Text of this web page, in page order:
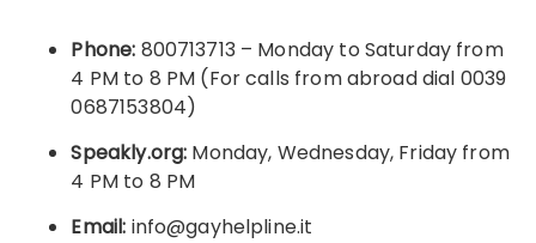
Phone: 800713713 – Monday to Saturday from
4 PM to 8 PM (For calls from abroad dial 0039
0687153804)
Speakly.org: Monday, Wednesday, Friday from
4 PM to 8 PM
Email: info@gayhelpline.it